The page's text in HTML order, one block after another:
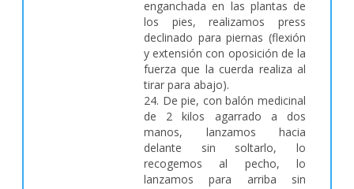
enganchada en las plantas de
los pies, realizamos press
declinado para piernas (flexión
y extensión con oposición de la
fuerza que la cuerda realiza al
tirar para abajo).
24. De pie, con balón medicinal
de 2 kilos agarrado a dos
manos, lanzamos hacia
delante sin soltarlo, lo
recogemos al pecho, lo
lanzamos para arriba sin